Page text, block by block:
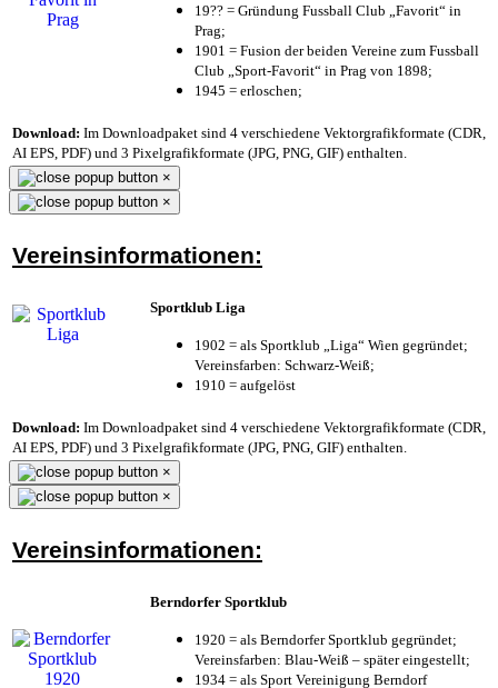
19?? = Gründung Fussball Club „Favorit“ in
Prag;
1901 = Fusion der beiden Vereine zum Fussball
Club „Sport-Favorit“ in Prag von 1898;
1945 = erloschen;
Download: Im Downloadpaket sind 4 verschiedene Vektorgrafikformate (CDR,
AI EPS, PDF) und 3 Pixelgrafikformate (JPG, PNG, GIF) enthalten.
×
×
Vereinsinformationen:
Sportklub Liga
1902 = als Sportklub „Liga“ Wien gegründet;
Vereinsfarben: Schwarz-Weiß;
1910 = aufgelöst
Download: Im Downloadpaket sind 4 verschiedene Vektorgrafikformate (CDR,
AI EPS, PDF) und 3 Pixelgrafikformate (JPG, PNG, GIF) enthalten.
×
×
Vereinsinformationen:
Berndorfer Sportklub
1920 = als Berndorfer Sportklub gegründet;
Vereinsfarben: Blau-Weiß – später eingestellt;
1934 = als Sport Vereinigung Berndorf